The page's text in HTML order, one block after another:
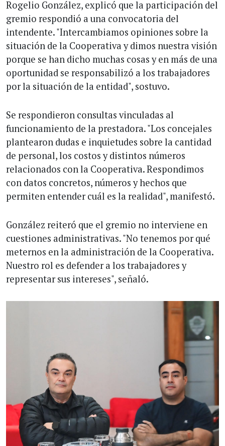
Rogelio González, explicó que la participación del
gremio respondió a una convocatoria del
intendente. "Intercambiamos opiniones sobre la
situación de la Cooperativa y dimos nuestra visión
porque se han dicho muchas cosas y en más de una
oportunidad se responsabilizó a los trabajadores
por la situación de la entidad", sostuvo.
Se respondieron consultas vinculadas al
funcionamiento de la prestadora. "Los concejales
plantearon dudas e inquietudes sobre la cantidad
de personal, los costos y distintos números
relacionados con la Cooperativa. Respondimos
con datos concretos, números y hechos que
permiten entender cuál es la realidad", manifestó.
González reiteró que el gremio no interviene en
cuestiones administrativas. "No tenemos por qué
meternos en la administración de la Cooperativa.
Nuestro rol es defender a los trabajadores y
representar sus intereses", señaló.